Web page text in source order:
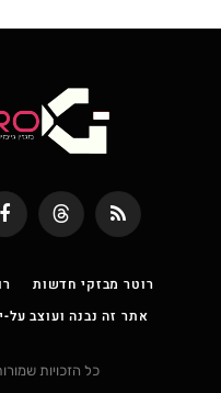
RSS
Threads
רוטר מבזקי חדשות
אתר זה נבנה ועוצב
כל הזכויות